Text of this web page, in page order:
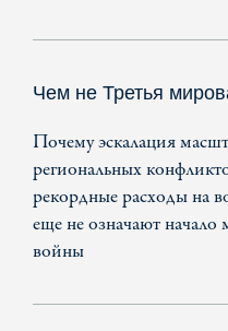
Чем не Третья
Почему эскалация
региональных
рекордные расходы на
еще не означают
войны